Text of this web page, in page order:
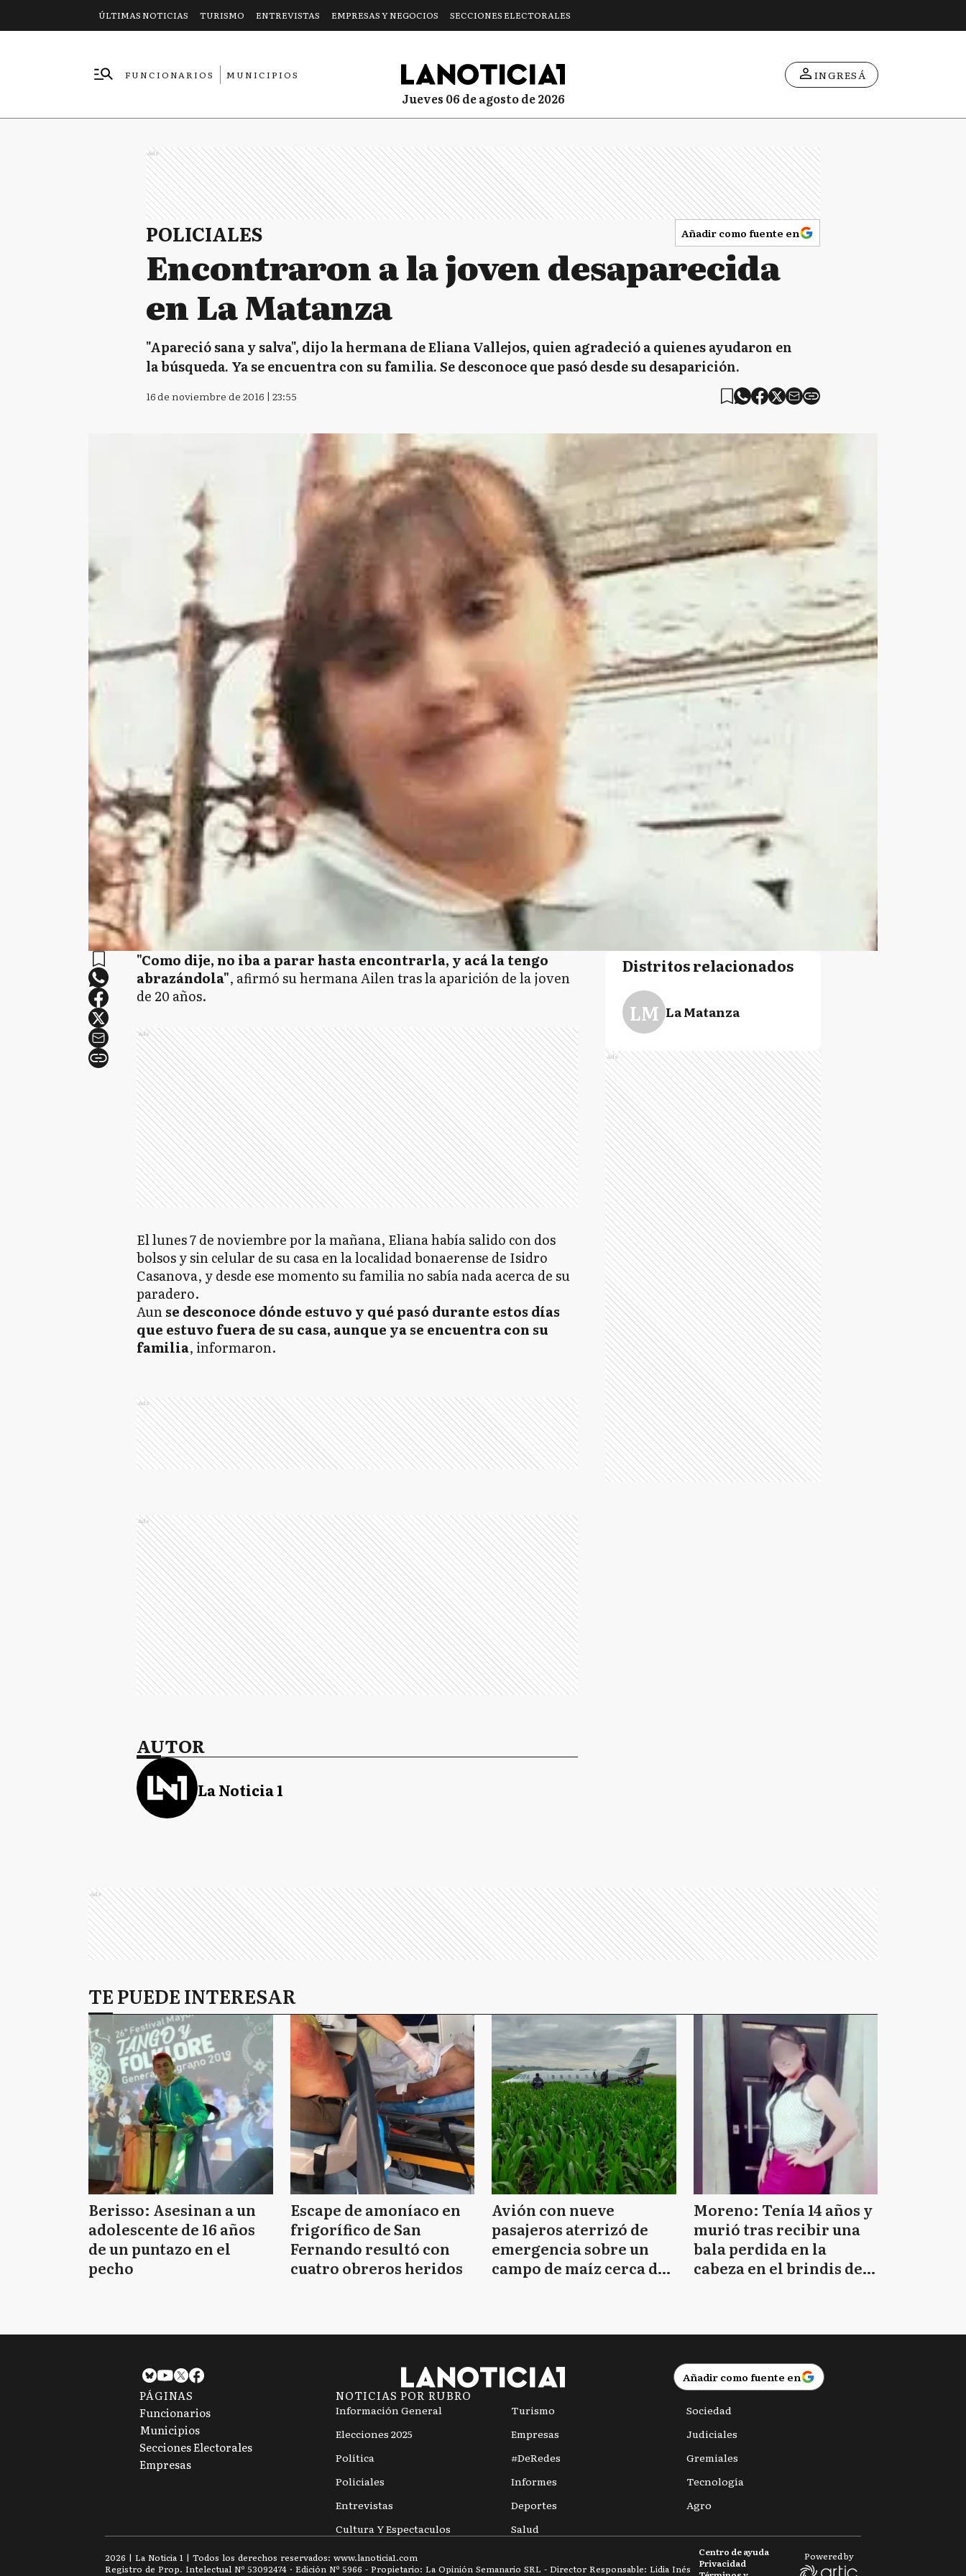
ÚLTIMAS NOTICIAS TURISMO ENTREVISTAS EMPRESAS Y NEGOCIOS SECCIONES ELECTORALES
FUNCIONARIOS
MUNICIPIOS
jueves 06 de agosto de 2026
INGRESÁ
Ads
POLICIALES Añadir como fuente en
Encontraron a la joven desaparecida
en La Matanza
"Apareció sana y salva", dijo la hermana de Eliana Vallejos, quien agradeció a quienes ayudaron en
la búsqueda. Ya se encuentra con su familia. Se desconoce que pasó desde su desaparición.
16 de noviembre de 2016 | 23:55
"Como dije, no iba a parar hasta encontrarla, y acá la tengo
abrazándola", afirmó su hermana Ailen tras la aparición de la joven
de 20 años.
Ads
El lunes 7 de noviembre por la mañana, Eliana había salido con dos
bolsos y sin celular de su casa en la localidad bonaerense de Isidro
Casanova, y desde ese momento su familia no sabía nada acerca de su
paradero.
Aunse desconoce dónde estuvo y qué pasó durante estos días
que estuvo fuera de su casa, aunque ya se encuentra con su
familia, informaron.
Ads
Ads
AUTOR
La Noticia 1
Distritos relacionados
LM La Matanza
Ads
Ads
TE PUEDE INTERESAR
Berisso: Asesinan a un
adolescente de 16 años
de un puntazo en el
pecho
Escape de amoníaco en
frigorífico de San
Fernando resultó con
cuatro obreros heridos
Avión con nueve
pasajeros aterrizó de
emergencia sobre un
campo de maíz cerca de
Moreno: Tenía 14 años y
murió tras recibir una
bala perdida en la
cabeza en el brindis de
Añadir como fuente en
PÁGINAS
Funcionarios
Municipios
Secciones Electorales
Empresas
NOTICIAS POR RUBRO
Información General
Elecciones 2025
Política
Policiales
Entrevistas
Cultura Y Espectaculos
Turismo
Empresas
#DeRedes
Informes
Deportes
Salud
Sociedad
Judiciales
Gremiales
Tecnología
Agro
2026 | La Noticia 1 | Todos los derechos reservados: www.lanoticia1.com
Registro de Prop. Intelectual Nº 53092474 · Edición Nº 5966 - Propietario: La Opinión Semanario SRL - Director Responsable: Lidia Inés
Privacidad
Centro de ayuda Powered by